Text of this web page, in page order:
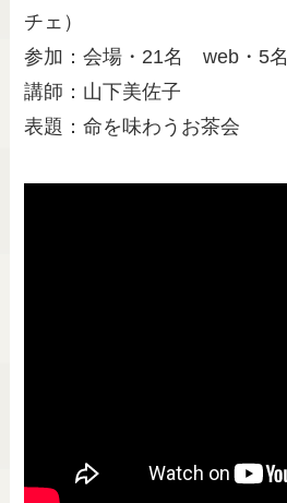
チェ）
参加：会場・21名 web・5名
講師：山下美佐子
表題：命を味わうお茶会